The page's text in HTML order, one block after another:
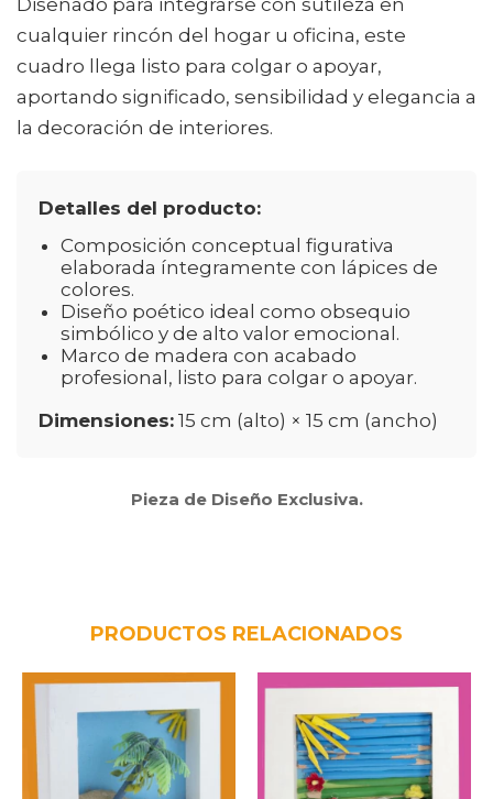
Diseñado para integrarse con sutileza en
cualquier rincón del hogar u oficina, este
cuadro llega listo para colgar o apoyar,
aportando significado, sensibilidad y elegancia a
la decoración de interiores.
Detalles del producto:
Composición conceptual figurativa
elaborada íntegramente con lápices de
colores.
Diseño poético ideal como obsequio
simbólico y de alto valor emocional.
Marco de madera con acabado
profesional, listo para colgar o apoyar.
Dimensiones: 15 cm (alto) × 15 cm (ancho)
Pieza de Diseño Exclusiva.
PRODUCTOS RELACIONADOS